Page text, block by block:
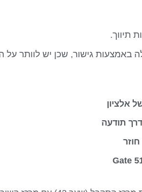
תיווך.
גישור, שכן יש לוותר על
אלציון
תודעה